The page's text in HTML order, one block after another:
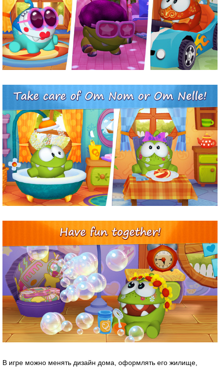
В игре можно менять дизайн дома, оформлять его жилище,